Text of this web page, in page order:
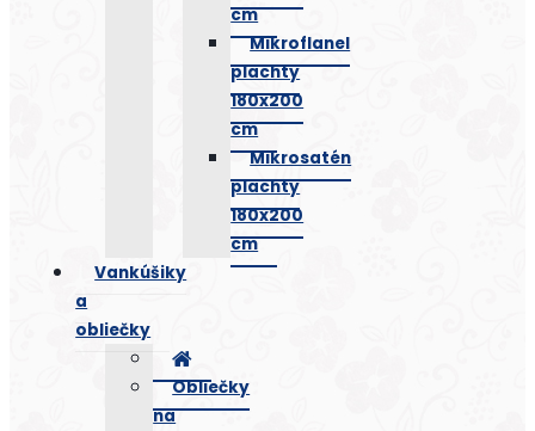
cm
Mikroflanel
plachty
180x200
cm
Mikrosatén
plachty
180x200
cm
Vankúšiky
a
obliečky
Obliečky
na